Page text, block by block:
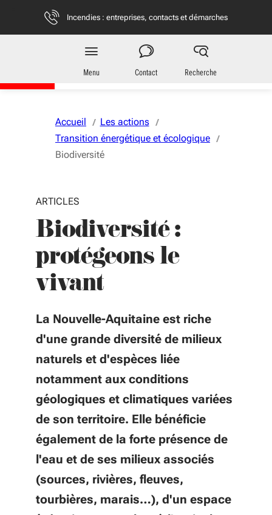
Vous naviguez en mode anonymisé,
Incendies : entreprises, contacts et démarches
Région
Nouvelle-Aquitaine
Menu Contact Recherche
Accueil
Les actions
Transition énergétique et écologique
Biodiversité
ARTICLES
Biodiversité :
protégeons le
vivant
La Nouvelle-Aquitaine est riche
d'une grande diversité de milieux
naturels et d'espèces liée
notamment aux conditions
géologiques et climatiques variées
de son territoire. Elle bénéficie
également de la forte présence de
l'eau et de ses milieux associés
(sources, rivières, fleuves,
tourbières, marais…), d'un espace